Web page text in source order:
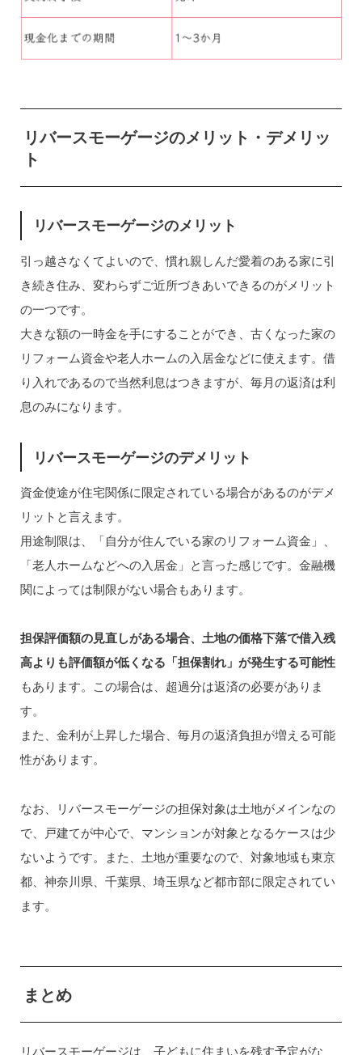
リバースモーゲージのメリット・デメリッ
ト
リバースモーゲージのメリット
引っ越さなくてよいので、慣れ親しんだ愛着のある家に引
き続き住み、変わらずご近所づきあいできるのがメリット
の一つです。
大きな額の一時金を手にすることができ、古くなった家の
リフォーム資金や老人ホームの入居金などに使えます。借
り入れであるので当然利息はつきますが、毎月の返済は利
息のみになります。
リバースモーゲージのデメリット
資金使途が住宅関係に限定されている場合があるのがデメ
リットと言えます。
用途制限は、「自分が住んでいる家のリフォーム資金」、
「老人ホームなどへの入居金」と言った感じです。金融機
関によっては制限がない場合もあります。
担保評価額の見直しがある場合、土地の価格下落で借入残
高よりも評価額が低くなる「担保割れ」が発生する可能性
もあります。この場合は、超過分は返済の必要がありま
す。
また、金利が上昇した場合、毎月の返済負担が増える可能
性があります。
なお、リバースモーゲージの担保対象は土地がメインなの
で、戸建てが中心で、マンションが対象となるケースは少
ないようです。また、土地が重要なので、対象地域も東京
都、神奈川県、千葉県、埼玉県など都市部に限定されてい
ます。
まとめ
リバースモーゲージは、子どもに住まいを残す予定がな